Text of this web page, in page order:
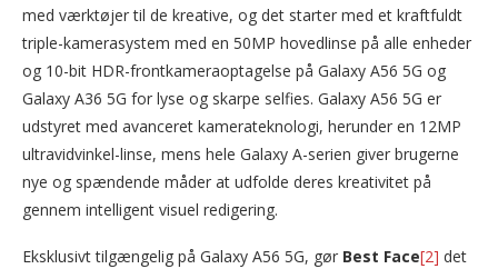
med værktøjer til de kreative, og det starter med et kraftfuldt
triple-kamerasystem med en 50MP hovedlinse på alle enheder
og 10-bit HDR-frontkameraoptagelse på Galaxy A56 5G og
Galaxy A36 5G for lyse og skarpe selfies. Galaxy A56 5G er
udstyret med avanceret kamerateknologi, herunder en 12MP
ultravidvinkel-linse, mens hele Galaxy A-serien giver brugerne
nye og spændende måder at udfolde deres kreativitet på
gennem intelligent visuel redigering.
Eksklusivt tilgængelig på Galaxy A56 5G, gør Best Face[2] det